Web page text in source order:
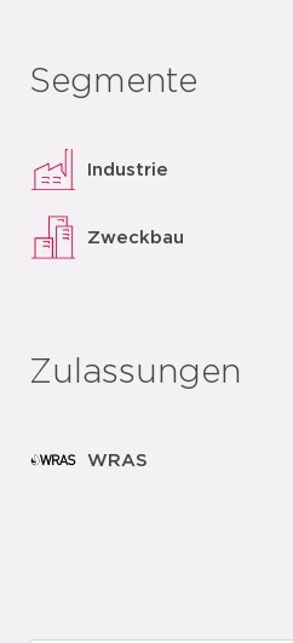
Segmente
Industrie
Zweckbau
Zulassungen
WRAS